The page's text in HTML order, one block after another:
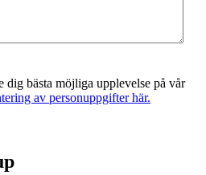
dig bästa möjliga upplevelse på vår
av personuppgifter här.